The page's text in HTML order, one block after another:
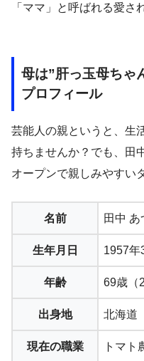
「ママ」と呼ばれる愛さ
母は”肝っ玉母ちゃ
プロフィール
芸能人の親というと、生
持ちませんか？でも、田
オープンで親しみやすい
名前 田中 あ
生年月日 1957年
年齢 69歳（
出身地 北海道
現在の職業 トマト